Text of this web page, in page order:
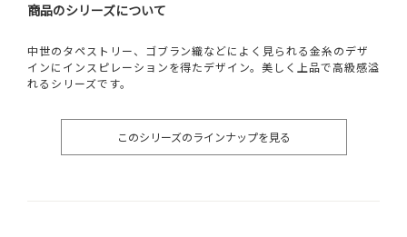
商品のシリーズについて
中世のタペストリー、ゴブラン織などによく見られる金糸のデザ
インにインスピレーションを得たデザイン。美しく上品で高級感溢
れるシリーズです。
このシリーズのラインナップを見る